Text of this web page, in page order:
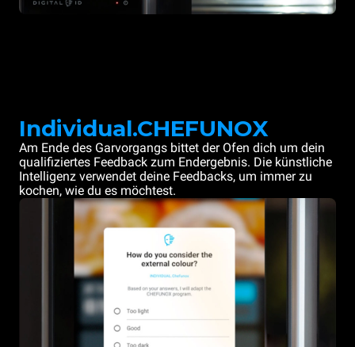
Individual.CHEFUNOX
Am Ende des Garvorgangs bittet der Ofen dich um dein
qualifiziertes Feedback zum Endergebnis. Die künstliche
Intelligenz verwendet deine Feedbacks, um immer zu
kochen, wie du es möchtest.